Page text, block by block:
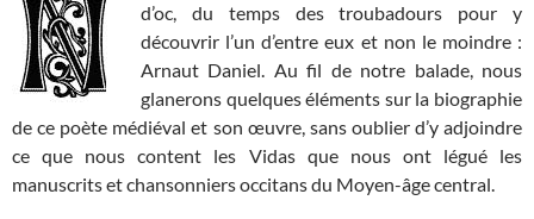
d’oc, du temps des troubadours pour y
découvrir l’un d’entre eux et non le moindre :
Arnaut Daniel. Au fil de notre balade, nous
glanerons quelques éléments sur la biographie
de ce poète médiéval et son œuvre, sans oublier d’y adjoindre
ce que nous content les Vidas que nous ont légué les
manuscrits et chansonniers occitans du Moyen-âge central.